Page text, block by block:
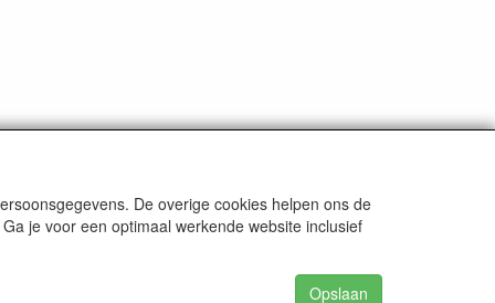
De overige cookies helpen ons de
je voor een optimaal werkende website inclusief
Opslaan